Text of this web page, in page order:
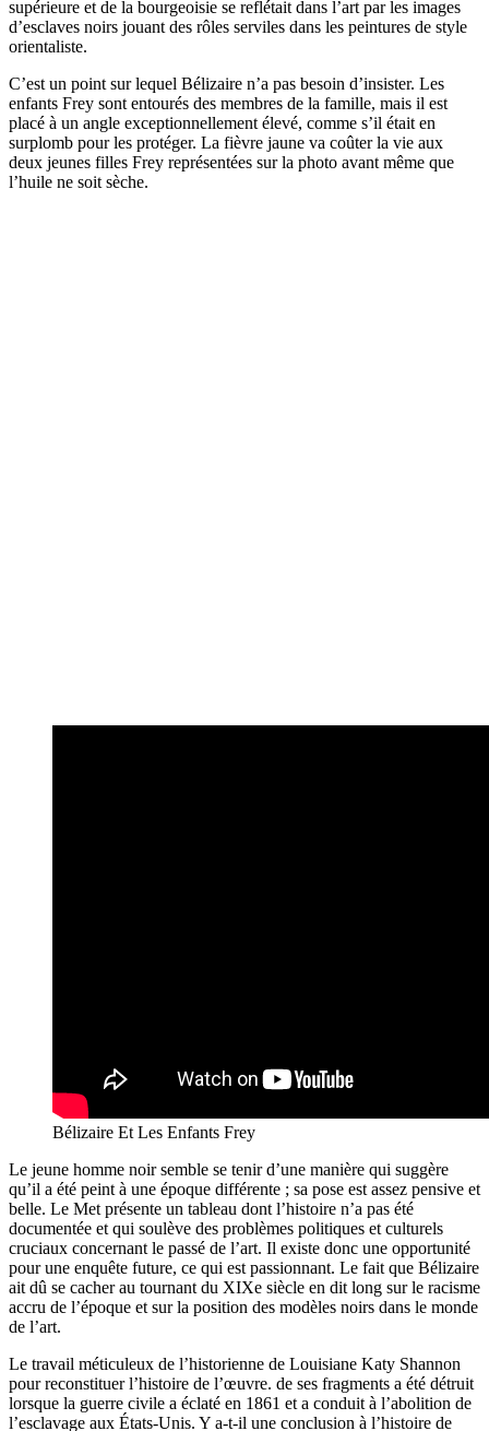
supérieure et de la bourgeoisie se reflétait dans l’art par les images
d’esclaves noirs jouant des rôles serviles dans les peintures de style
orientaliste.
C’est un point sur lequel Bélizaire n’a pas besoin d’insister. Les
enfants Frey sont entourés des membres de la famille, mais il est
placé à un angle exceptionnellement élevé, comme s’il était en
surplomb pour les protéger. La fièvre jaune va coûter la vie aux
deux jeunes filles Frey représentées sur la photo avant même que
l’huile ne soit sèche.
Bélizaire Et Les Enfants Frey
Le jeune homme noir semble se tenir d’une manière qui suggère
qu’il a été peint à une époque différente ; sa pose est assez pensive et
belle. Le Met présente un tableau dont l’histoire n’a pas été
documentée et qui soulève des problèmes politiques et culturels
cruciaux concernant le passé de l’art. Il existe donc une opportunité
pour une enquête future, ce qui est passionnant. Le fait que Bélizaire
ait dû se cacher au tournant du XIXe siècle en dit long sur le racisme
accru de l’époque et sur la position des modèles noirs dans le monde
de l’art.
Le travail méticuleux de l’historienne de Louisiane Katy Shannon
pour reconstituer l’histoire de l’œuvre. de ses fragments a été détruit
lorsque la guerre civile a éclaté en 1861 et a conduit à l’abolition de
l’esclavage aux États-Unis. Y a-t-il une conclusion à l’histoire de